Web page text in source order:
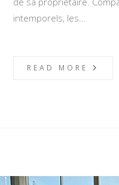
intemporels, les…
READ MORE